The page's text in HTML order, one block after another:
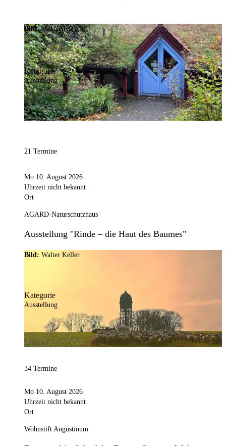
Bild:© AGARD e.V.
Kategorie
Ausstellung
21 Termine
Mo 10. August 2026
Uhrzeit nicht bekannt
Ort
AGARD-Naturschutzhaus
Ausstellung "Rinde – die Haut des Baumes"
Bild: Walter Keller
Kategorie
Ausstellung
34 Termine
Mo 10. August 2026
Uhrzeit nicht bekannt
Ort
Wohnstift Augustinum